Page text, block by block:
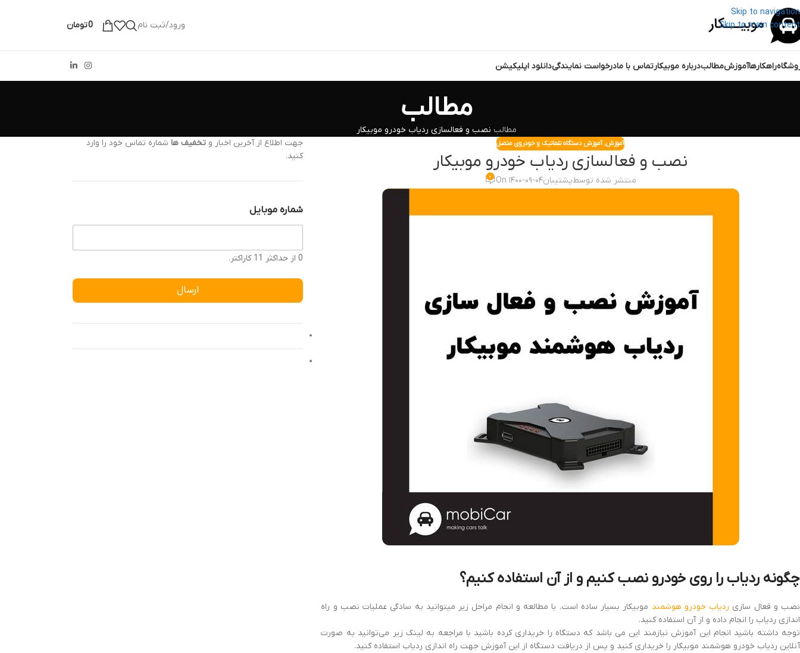
Skip to navigation
Skip to main content
ورود/ثبت نام 0تومان
راهکارهاآموزشمطالبدرباره موبیکارتماس با مادرخواست نمایندگیدانلود اپلیکیشن
مطالب
مطالب نصب و فعالسازی ردیاب خودرو موبیکار
آموزش,آموزش دستگاه تلماتیک و خودروی متصل
نصب و فعالسازی ردیاب خودرو موبیکار
منتشر شده توسطپشتیبانOn ۱۴۰۰-۰۹-۰۴ ۰
چگونه ردیاب را روی خودرو نصب کنیم و از آن استفاده کنیم؟
نصب و فعال سازی ردیاب خودرو هوشمند موبیکار بسیار ساده است. با مطالعه و انجام مراحل زیر میتوانید به سادگی عملیات نصب و راه
اندازی ردیاب را انجام داده و از آن استفاده کنید.
توجه داشته باشید انجام این آموزش نیازمند این می باشد که دستگاه را خریداری کرده باشید با مراجعه به لینک زیر می‌توانید به صورت
آنلاین ردیاب خودرو هوشمند موبیکار را خریداری کنید و پس از دریافت دستگاه از این آموزش جهت راه اندازی ردیاب استفاده کنید.
جهت اطلاع از آخرین اخبار و تخفیف ها شماره تماس خود را وارد
کنید.
شماره موبایل
0 از حداکثر 11 کاراکتر.
ارسال